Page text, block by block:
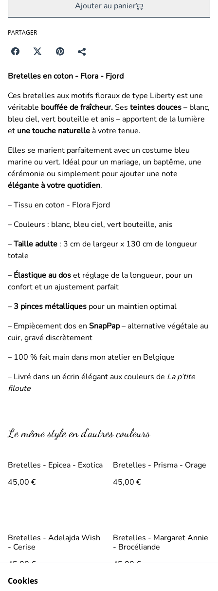
Ajouter au panier
PARTAGER
Bretelles en coton - Flora - Fjord
Ces bretelles aux motifs floraux de type Liberty est une
véritable bouffée de fraîcheur.Ses teintes douces– blanc,
bleu ciel, vert bouteille et anis – apportent de la lumière
et une touche naturelleà votre tenue.
Elles se marient parfaitement avec un costume bleu
marine ou vert. Idéal pour un mariage, un baptême, une
cérémonie ou simplement pour ajouter une note
élégante à votre quotidien.
– Tissu en coton - Flora Fjord
– Couleurs : blanc, bleu ciel, vert bouteille, anis
–Taille adulte : 3 cm de largeur x 130 cm de longueur
totale
– Élastique au doset réglage de la longueur, pour un
confort et un ajustement parfait
– 3 pinces métalliques pour un maintien optimal
– Empiècement dos en SnapPap– alternative végétale au
cuir, gravé discrètement
– 100 % fait main dans mon atelier en Belgique
– Livré dans un écrin élégant aux couleurs de La p’tite
filoute
Le même style en d’autres couleurs
Bretelles - Epicea - Exotica
45,00 €
Bretelles - Prisma - Orage
45,00 €
Bretelles - Adelajda Wish
- Cerise
45,00 €
Bretelles - Margaret Annie
- Brocéliande
45,00 €
Cookies